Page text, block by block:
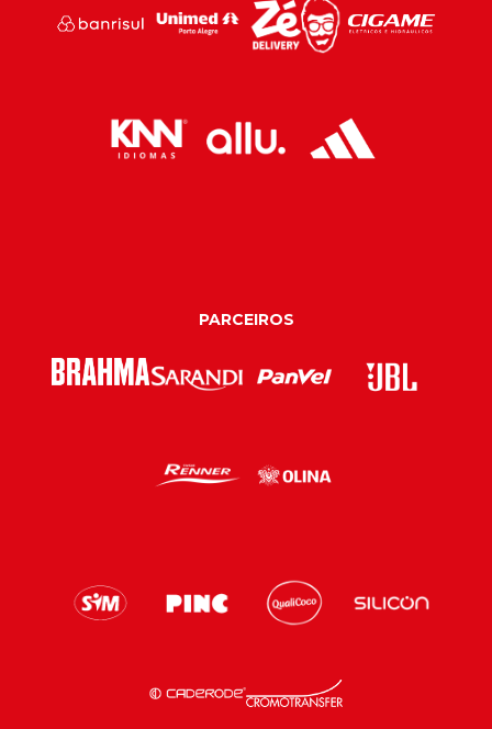
PARCEIROS